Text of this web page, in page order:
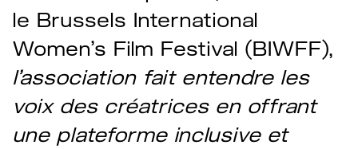
le Brussels International
Women’s Film Festival (BIWFF),
l’association fait entendre les
voix des créatrices en offrant
une plateforme inclusive et